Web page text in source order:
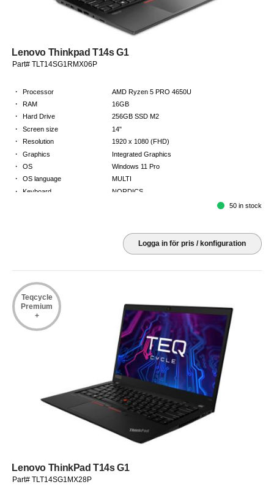
Lenovo Thinkpad T14s G1
Part# TLT14SG1RMX06P
· Processor AMD Ryzen 5 PRO 4650U
· RAM 16GB
· Hard Drive 256GB SSD M2
· Screen size 14"
· Resolution 1920 x 1080 (FHD)
· Graphics Integrated Graphics
· OS Windows 11 Pro
· OS language MULTI
· Keyboard NORDICS
50 in stock
Logga in för pris / konfiguration
Teqcycle
Premium
+
Lenovo ThinkPad T14s G1
Part# TLT14SG1MX28P